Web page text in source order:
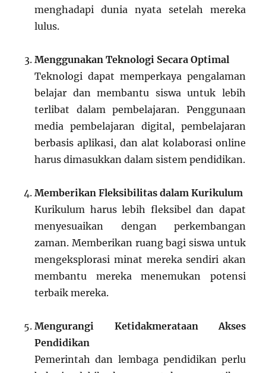
menghadapi dunia nyata setelah mereka
lulus.
Menggunakan Teknologi Secara Optimal
Teknologi dapat memperkaya pengalaman
belajar dan membantu siswa untuk lebih
terlibat dalam pembelajaran. Penggunaan
media pembelajaran digital, pembelajaran
berbasis aplikasi, dan alat kolaborasi online
harus dimasukkan dalam sistem pendidikan.
Memberikan Fleksibilitas dalam Kurikulum
Kurikulum harus lebih fleksibel dan dapat
menyesuaikan dengan perkembangan
zaman. Memberikan ruang bagi siswa untuk
mengeksplorasi minat mereka sendiri akan
membantu mereka menemukan potensi
terbaik mereka.
Mengurangi Ketidakmerataan Akses
Pendidikan
Pemerintah dan lembaga pendidikan perlu